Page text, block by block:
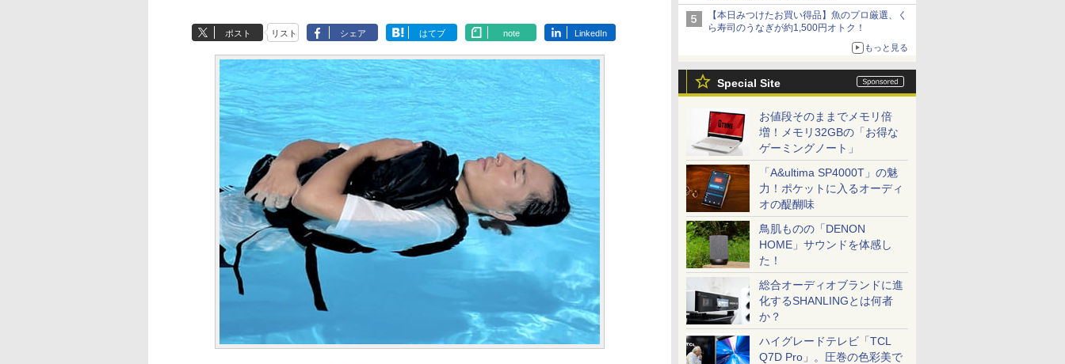
【本日みつけたお買い得品】魚のプロ厳選、く
ら寿司のうなぎが約1,500円オトク！
もっと見る
Special Site
お値段そのままでメモリ倍
増！メモリ32GBの「お得な
ゲーミングノート」
「A&ultima SP4000T」の魅
力！ポケットに入るオーディ
オの醍醐味
鳥肌ものの「DENON
HOME」サウンドを体感し
た！
総合オーディオブランドに進
化するSHANLINGとは何者
か？
ハイグレードテレビ「TCL
Q7D Pro」。圧巻の色彩美で
ポスト リスト シェア はてブ note LinkedIn